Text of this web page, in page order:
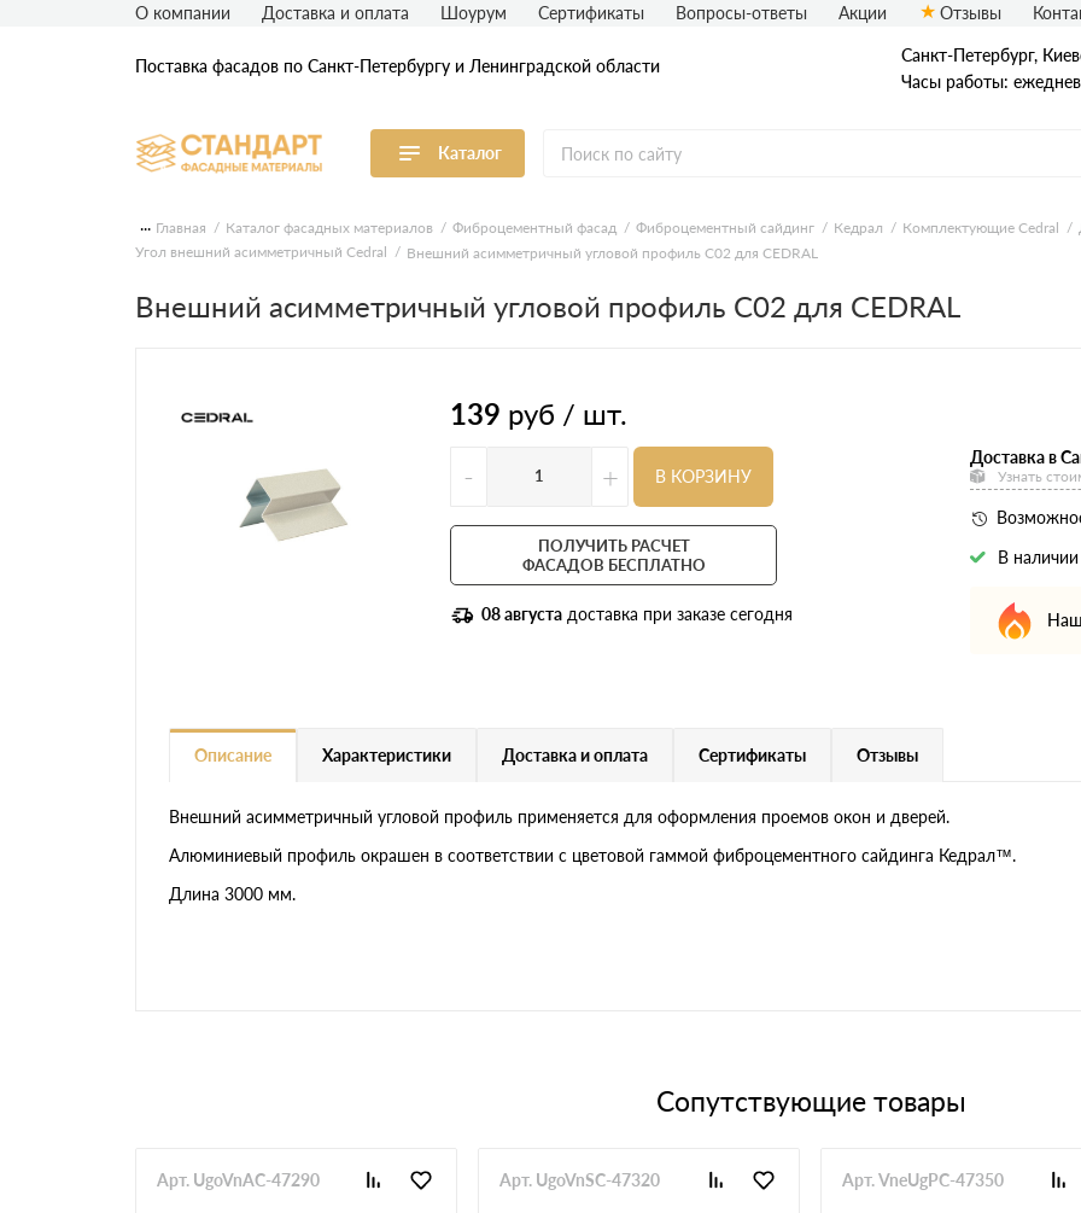
Поставка фасадов по Санкт-Петербургу и Ленинградской области
Санкт-Петербург,
Часы работы:
Каталог
Виниловый сайдинг Металлический сайдинг Вспененный сайдинг
О компании Доставка и оплата Шоурум Сертификаты Вопросы-ответы Акции Отзывы
... Главная Каталог фасадных материалов Фиброцементный фасад Фиброцементный сайдинг Кедрал Комплектующие Cedral
Угол внешний асимметричный Cedral
Внешний асимметричный угловой профиль С02 для CEDRAL
Внешний асимметричный угловой профиль С02 для CEDRAL
139 руб / шт.
- + В КОРЗИНУ
ПОЛУЧИТЬ РАСЧЕТ
ФАСАДОВ БЕСПЛАТНО
08 августа доставка при заказе сегодня
Доставка в
Узнать
В наличии
Описание Характеристики Доставка и оплата Сертификаты Отзывы
Внешний асимметричный угловой профиль применяется для оформления проемов окон и дверей.
Алюминиевый профиль окрашен в соответствии с цветовой гаммой фиброцементного сайдинга Кедрал™.
Длина 3000 мм.
Сопутствующие товары
Арт. UgoVnAC-47290 Арт. UgoVnSC-47320 Арт. VneUgPC-47350